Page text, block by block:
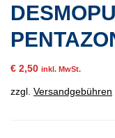
€ 2,50 inkl. MwSt.
zzgl. Versandgebühren